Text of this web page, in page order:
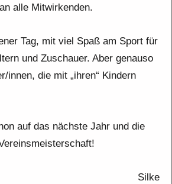
alle Mitwirkenden.
Tag, mit viel Spaß am Sport für
und Zuschauer. Aber genauso
innen, die mit „ihren“ Kindern
auf das nächste Jahr und die
Silke